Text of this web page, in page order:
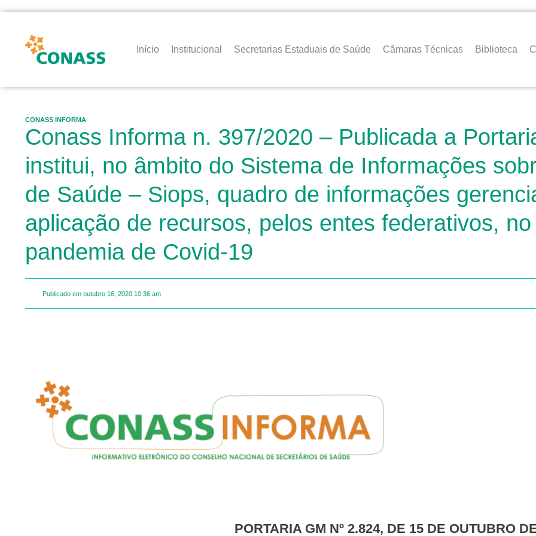
Início Institucional Secretarias Estaduais de Saúde Câmaras Técnicas Biblioteca
CONASS INFORMA
Conass Informa n. 397/2020 – Publicada a
institui, no âmbito do Sistema de Informações
de Saúde – Siops, quadro de informações
aplicação de recursos, pelos entes federativos,
pandemia de Covid-19
Publicado em outubro 16, 2020 10:36 am
PORTARIA GM Nº 2.824, DE 15 DE OUTUBRO